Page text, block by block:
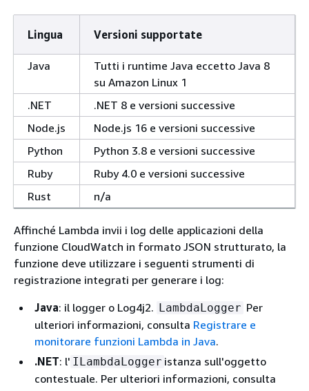
Lingua Versioni supportate
Java
Tutti i runtime Java eccetto Java 8
su Amazon Linux 1
.NET
.NET 8 e versioni successive
Node.js
Node.js 16 e versioni successive
Python
Python 3.8 e versioni successive
Ruby
Ruby 4.0 e versioni successive
Rust
n/a
Affinché Lambda invii i log delle applicazioni della
funzione CloudWatch in formato JSON strutturato, la
funzione deve utilizzare i seguenti strumenti di
registrazione integrati per generare i log:
Java: il logger o Log4j2. LambdaLogger Per
ulteriori informazioni, consulta Registrare e
monitorare funzioni Lambda in Java.
.NET: l' ILambdaLogger istanza sull'oggetto
contestuale. Per ulteriori informazioni, consulta